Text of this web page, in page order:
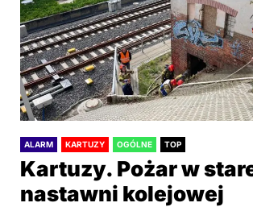
ALARM KARTUZY OGÓLNE TOP
Kartuzy. Pożar w
nastawni kolejowej